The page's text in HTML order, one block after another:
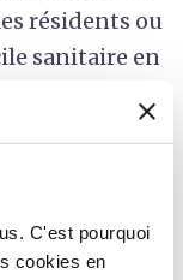
C'est pourquoi
cookies en
résidents ou
sanitaire en
pour